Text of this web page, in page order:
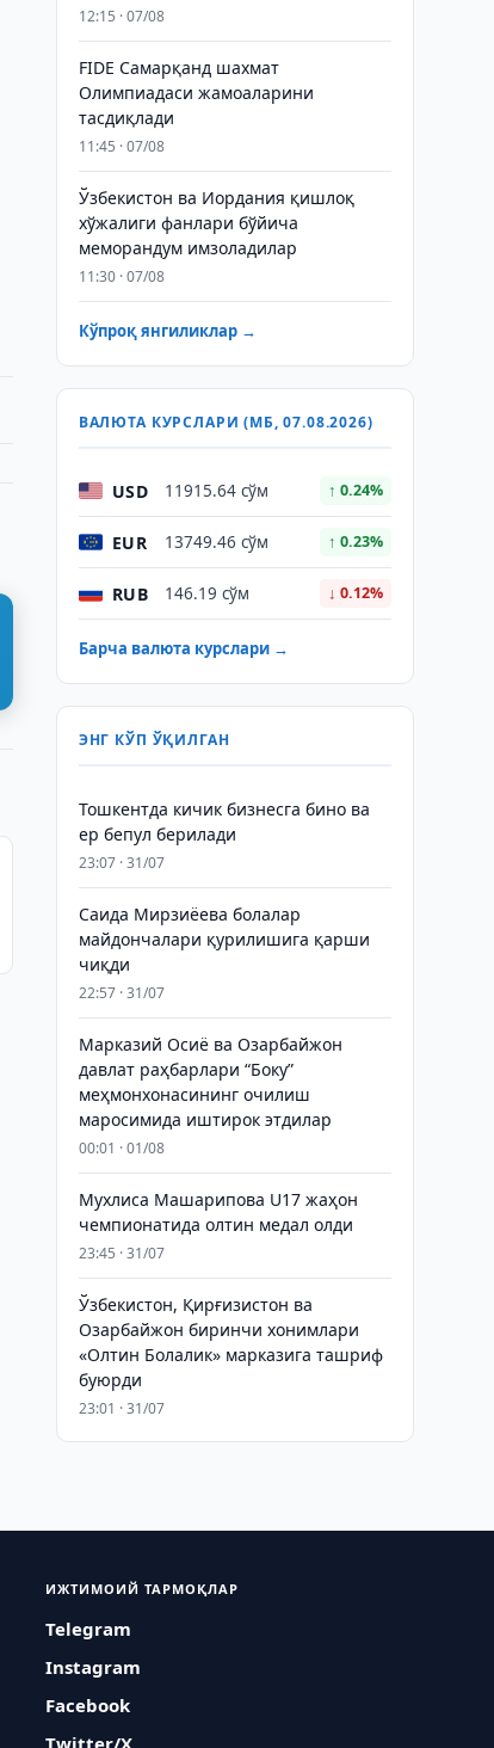
12:15 · 07/08
FIDE Самарқанд шахмат
Олимпиадаси жамоаларини
тасдиқлади
11:45 · 07/08
Ўзбекистон ва Иордания қишлоқ
хўжалиги фанлари бўйича
меморандум имзоладилар
11:30 · 07/08
Кўпроқ янгиликлар →
ВАЛЮТА КУРСЛАРИ (МБ, 07.08.2026)
USD 11915.64 сўм ↑ 0.24%
EUR 13749.46 сўм ↑ 0.23%
RUB 146.19 сўм ↓ 0.12%
Барча валюта курслари →
ЭНГ КЎП ЎҚИЛГАН
Тошкентда кичик бизнесга бино ва
ер бепул берилади
23:07 · 31/07
Саида Мирзиёева болалар
майдончалари қурилишига қарши
чиқди
22:57 · 31/07
Марказий Осиё ва Озарбайжон
давлат раҳбарлари “Боку”
меҳмонхонасининг очилиш
маросимида иштирок этдилар
00:01 · 01/08
Мухлиса Машарипова U17 жаҳон
чемпионатида олтин медал олди
23:45 · 31/07
Ўзбекистон, Қирғизистон ва
Озарбайжон биринчи хонимлари
«Олтин Болалик» марказига ташриф
буюрди
23:01 · 31/07
ИЖТИМОИЙ ТАРМОҚЛАР
Telegram
Instagram
Facebook
Twitter/X